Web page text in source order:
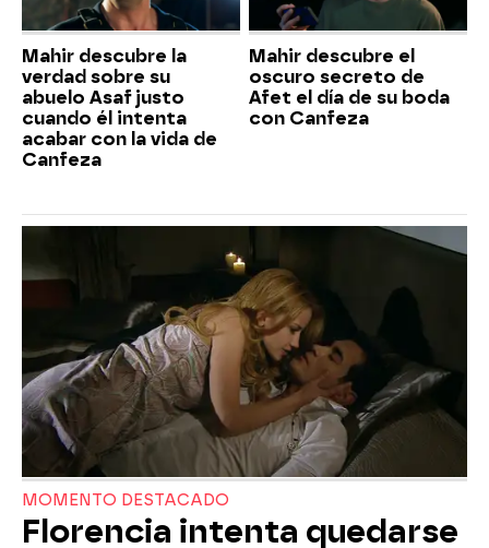
Mahir descubre la
verdad sobre su
abuelo Asaf justo
cuando él intenta
acabar con la vida de
Canfeza
Mahir descubre el
oscuro secreto de
Afet el día de su boda
con Canfeza
MOMENTO DESTACADO
Florencia intenta quedarse